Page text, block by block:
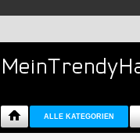
ALLE KATEGORIEN